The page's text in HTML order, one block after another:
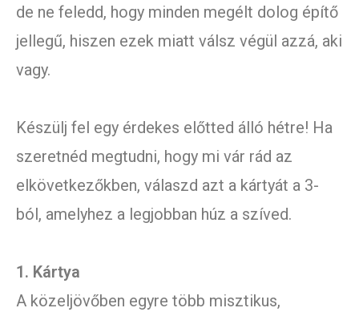
de ne feledd, hogy minden megélt dolog építő
jellegű, hiszen ezek miatt válsz végül azzá, aki
vagy.
Készülj fel egy érdekes előtted álló hétre! Ha
szeretnéd megtudni, hogy mi vár rád az
elkövetkezőkben, válaszd azt a kártyát a 3-
ból, amelyhez a legjobban húz a szíved.
1. Kártya
A közeljövőben egyre több misztikus,